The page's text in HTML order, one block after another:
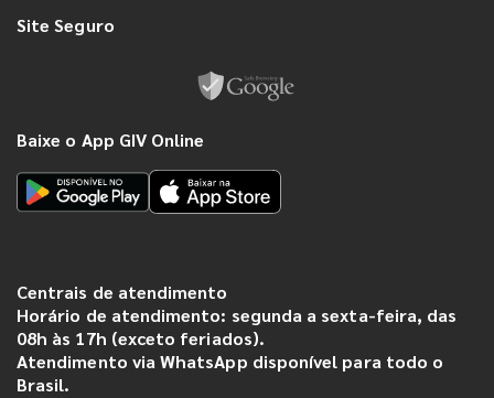
Site Seguro
Baixe o App GIV Online
Centrais de atendimento
Horário de atendimento: segunda a sexta-feira, das
08h às 17h (exceto feriados).
Atendimento via WhatsApp disponível para todo o
Brasil.